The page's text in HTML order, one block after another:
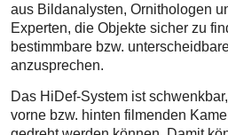
aus Bildanalysten, Ornithologen
Experten, die Objekte sicher zu
bestimmbare bzw.
anzusprechen.
Das HiDef-System ist
vorne bzw. hinten filmenden